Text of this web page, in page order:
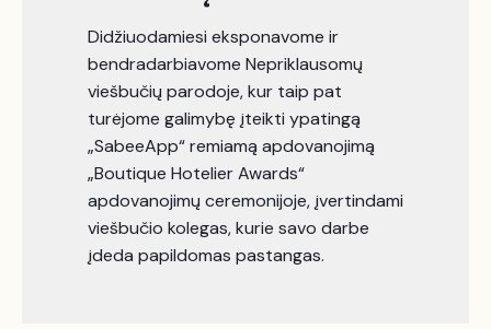
Didžiuodamiesi eksponavome ir
bendradarbiavome Nepriklausomų
viešbučių parodoje, kur taip pat
turėjome galimybę įteikti ypatingą
„SabeeApp“ remiamą apdovanojimą
„Boutique Hotelier Awards“
apdovanojimų ceremonijoje, įvertindami
viešbučio kolegas, kurie savo darbe
įdeda papildomas pastangas.